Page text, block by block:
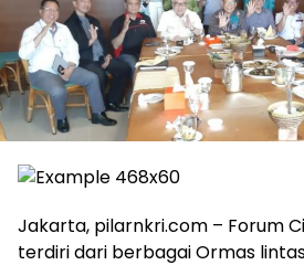
Jakarta, pilarnkri.com – Forum
terdiri dari berbagai Ormas